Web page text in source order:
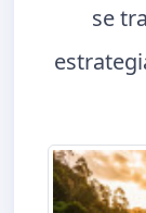
se